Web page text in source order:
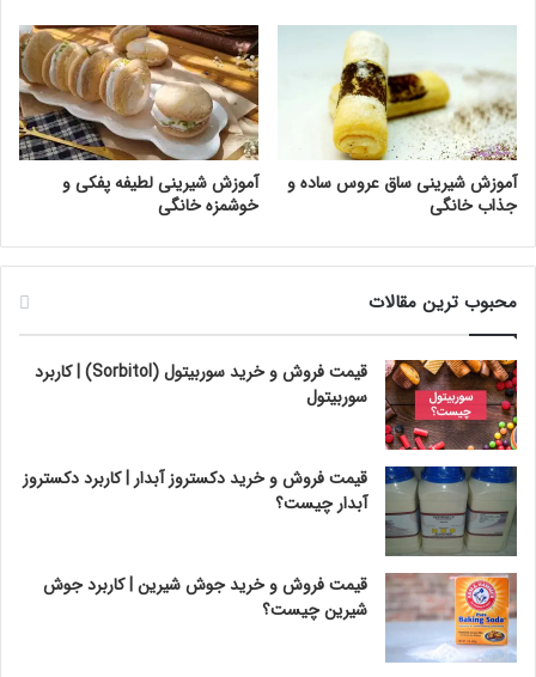
آموزش شیرینی ساق عروس ساده و
جذاب خانگی
آموزش شیرینی لطیفه پفکی و
خوشمزه خانگی
محبوب ترین مقالات
قیمت فروش و خرید سوربیتول (Sorbitol) | کاربرد
سوربیتول
قیمت فروش و خرید دکستروز آبدار | کاربرد دکستروز
آبدار چیست؟
قیمت فروش و خرید جوش شیرین | کاربرد جوش
شیرین چیست؟